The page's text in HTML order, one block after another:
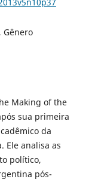
Gênero
Making of the
sua primeira
da
Ele analisa as
político,
pós-